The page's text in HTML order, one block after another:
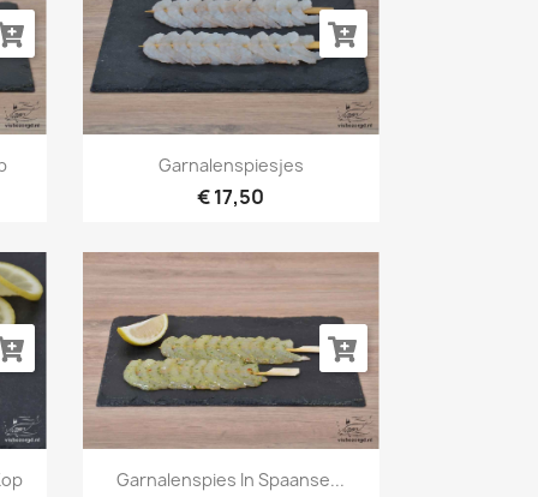
Snel bekijken
Garnalenspiesjes
€ 17,50
Snel bekijken
Garnalenspies In Spaanse...